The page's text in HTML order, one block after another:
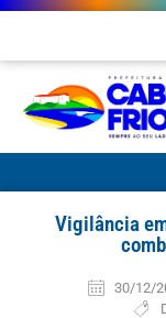
Vigilância
30/12/